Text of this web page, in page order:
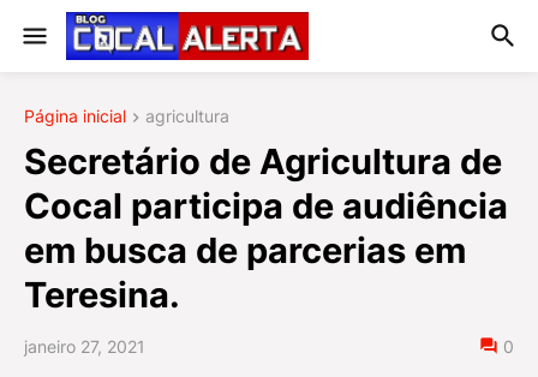
Página inicial agricultura
Secretário de Agricultura de
Cocal participa de audiência
em busca de parcerias em
Teresina.
janeiro 27, 2021 0